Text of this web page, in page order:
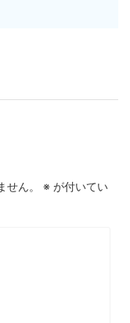
ん。 ※ が付いてい